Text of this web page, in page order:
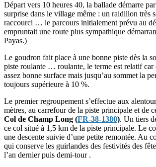
Départ vers 10 heures 40, la ballade démarre
surprise dans le village même : un raidillon très
raccourci … le parcours initialement prévu au
empruntait une route plus sympathique
Payas.)
Le goudron fait place à une bonne piste dès la
piste roulante … roulante, le terme est relatif car
assez bonne surface mais jusqu’au sommet la
toujours supérieure à 10 %.
Le premier regroupement s’effectue aux
mètres, au carrefour de la piste principale et de
Col de Champ Long (FR-38-1380). Un tiers
ce col situé à 1,5 km de la piste principale. Le
une descente suivie d’une petite remontée. Au
qui conserve les guirlandes des festivités des
l’an dernier puis demi-tour .